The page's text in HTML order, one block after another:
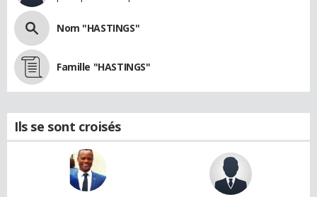
Nom "HASTINGS"
Famille "HASTINGS"
Ils se sont croisés